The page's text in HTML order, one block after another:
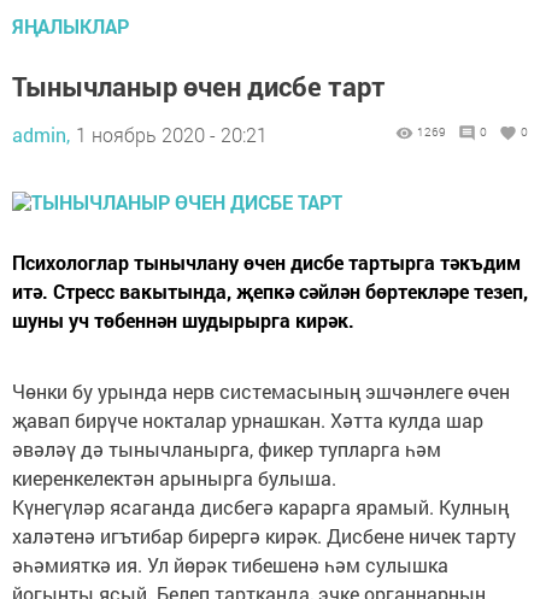
ЯҢАЛЫКЛАР
Тынычланыр өчен дисбе тарт
admin, 1 ноябрь 2020 - 20:21 1269 0 0
Психологлар тынычлану өчен дисбе тартырга тәкъдим
итә. Стресс вакытында, җепкә сәйлән бөртекләре тезеп,
шуны уч төбеннән шудырырга кирәк.
Чөнки бу урында нерв системасының эшчәнлеге өчен
җавап бирүче нокталар урнашкан. Хәтта кулда шар
әвәләү дә тынычланырга, фикер тупларга һәм
киеренкелектән арынырга булыша.
Күнегүләр ясаганда дисбегә карарга ярамый. Кулның
халәтенә игътибар бирергә кирәк. Дисбене ничек тарту
әһәмияткә ия. Ул йөрәк тибешенә һәм сулышка
йогынты ясый. Белеп тартканда, эчке органнарның